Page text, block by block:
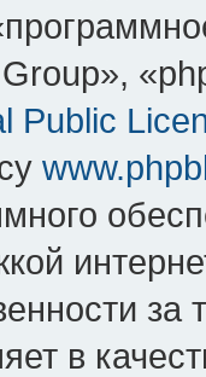
Public
в